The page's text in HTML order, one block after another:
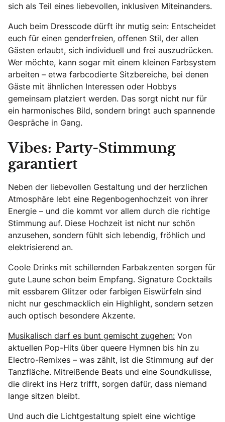
sich als Teil eines liebevollen, inklusiven Miteinanders.
Auch beim Dresscode dürft ihr mutig sein: Entscheidet
euch für einen genderfreien, offenen Stil, der allen
Gästen erlaubt, sich individuell und frei auszudrücken.
Wer möchte, kann sogar mit einem kleinen Farbsystem
arbeiten – etwa farbcodierte Sitzbereiche, bei denen
Gäste mit ähnlichen Interessen oder Hobbys
gemeinsam platziert werden. Das sorgt nicht nur für
ein harmonisches Bild, sondern bringt auch spannende
Gespräche in Gang.
Vibes: Party-Stimmung
garantiert
Neben der liebevollen Gestaltung und der herzlichen
Atmosphäre lebt eine Regenbogenhochzeit von ihrer
Energie – und die kommt vor allem durch die richtige
Stimmung auf. Diese Hochzeit ist nicht nur schön
anzusehen, sondern fühlt sich lebendig, fröhlich und
elektrisierend an.
Coole Drinks mit schillernden Farbakzenten sorgen für
gute Laune schon beim Empfang. Signature Cocktails
mit essbarem Glitzer oder farbigen Eiswürfeln sind
nicht nur geschmacklich ein Highlight, sondern setzen
auch optisch besondere Akzente.
Musikalisch darf es bunt gemischt zugehen: Von
aktuellen Pop-Hits über queere Hymnen bis hin zu
Electro-Remixes – was zählt, ist die Stimmung auf der
Tanzfläche. Mitreißende Beats und eine Soundkulisse,
die direkt ins Herz trifft, sorgen dafür, dass niemand
lange sitzen bleibt.
Und auch die Lichtgestaltung spielt eine wichtige